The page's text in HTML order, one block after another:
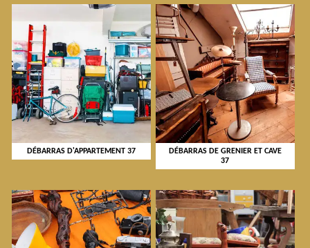
DÉBARRAS D'APPARTEMENT 37
DÉBARRAS DE GRENIER ET CAVE
37